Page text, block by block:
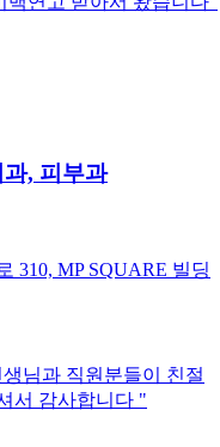
, 피부과
310, MP SQUARE 빌딩
님과 직원분들이 친절
서 감사합니다 "